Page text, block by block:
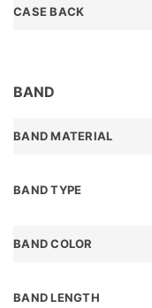
CASE BACK
BAND
BAND MATERIAL
BAND TYPE
BAND COLOR
BAND LENGTH